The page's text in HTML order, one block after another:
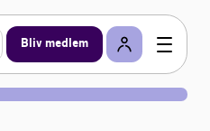
Bliv medlem